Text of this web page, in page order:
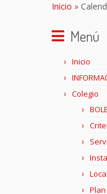
Inicio »
Menú
Inicio
Colegio